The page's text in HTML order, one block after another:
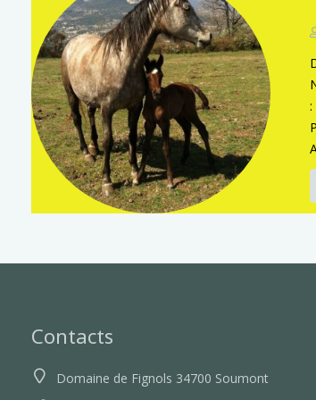
:
Contacts
Domaine de Fignols 34700 Soumont